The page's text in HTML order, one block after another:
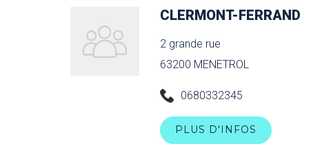
CLERMONT-FERRAND
2 grande rue
63200 MENETROL
0680332345
PLUS D'INFOS